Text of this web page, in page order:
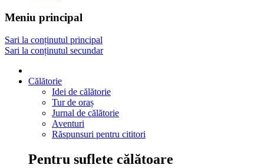
Meniu principal
Sari la conținutul principal
Sari la conținutul secundar
Călătorie
Idei de călătorie
Tur de oraș
Jurnal de călătorie
Aventuri
Răspunsuri pentru cititori
Pentru suflete călătoare